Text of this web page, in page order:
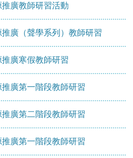
廣教師研習活動
廣（聲學系列）教師研習
廣寒假教師研習
廣第一階段教師研習
廣第二階段教師研習
廣第一階段教師研習